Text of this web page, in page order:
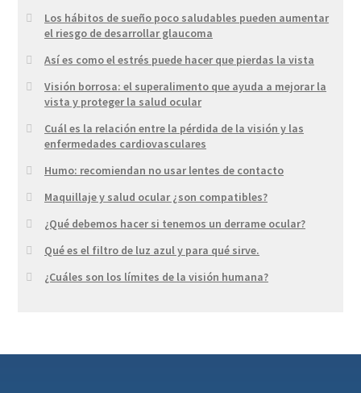
Los hábitos de sueño poco saludables pueden aumentar
el riesgo de desarrollar glaucoma
Así es como el estrés puede hacer que pierdas la vista
Visión borrosa: el superalimento que ayuda a mejorar la
vista y proteger la salud ocular
Cuál es la relación entre la pérdida de la visión y las
enfermedades cardiovasculares
Humo: recomiendan no usar lentes de contacto
Maquillaje y salud ocular ¿son compatibles?
¿Qué debemos hacer si tenemos un derrame ocular?
Qué es el filtro de luz azul y para qué sirve.
¿Cuáles son los límites de la visión humana?